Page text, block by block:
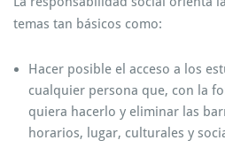
temas tan básicos como:
Hacer posible el acceso a los
cualquier persona que, con la
quiera hacerlo y eliminar las
horarios, lugar, culturales y